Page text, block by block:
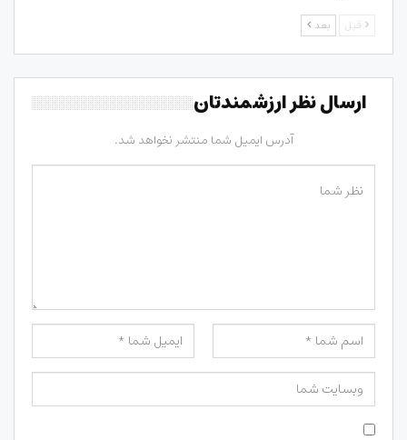
قبل بعد
ارسال نظر ارزشمندتان
آدرس ایمیل شما منتشر نخواهد شد.